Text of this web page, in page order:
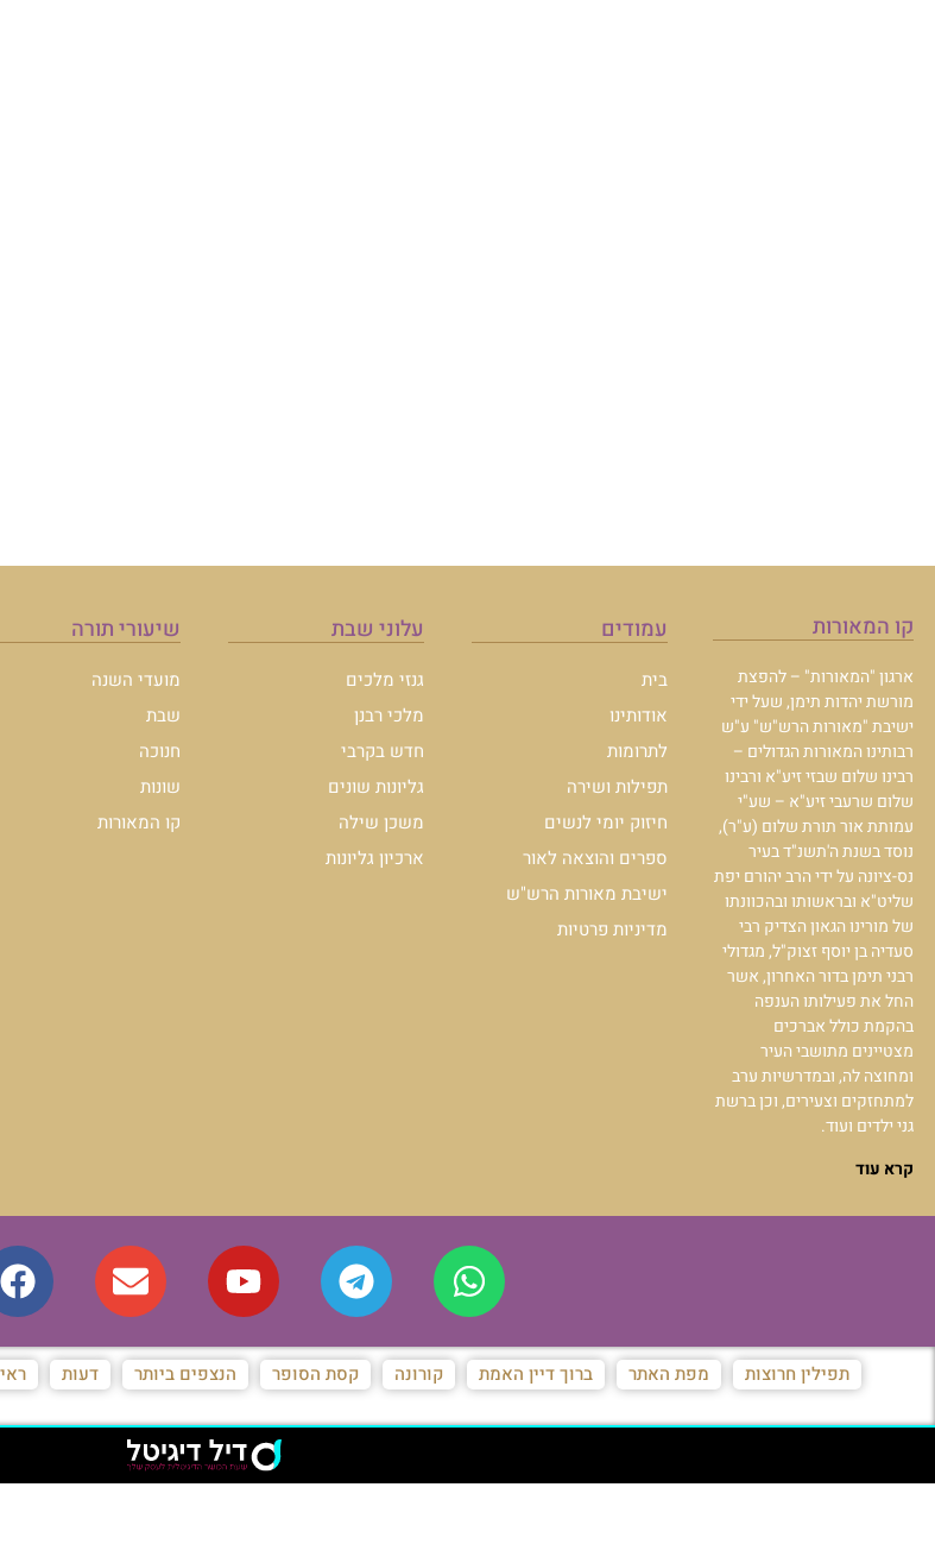
קו המאורות
ארגון "המאורות" – להפצת
מורשת יהדות תימן, שעל ידי
ישיבת "מאורות הרש"ש" ע"ש
רבותינו המאורות הגדולים –
רבינו שלום שבזי זיע"א ורבינו
שלום שרעבי זיע"א – שע"י
עמותת אור תורת שלום (ע"ר),
נוסד בשנת ה'תשנ"ד בעיר
נס-ציונה על ידי הרב יהורם יפת
שליט"א ובראשותו ובהכוונתו
של מורינו הגאון הצדיק רבי
סעדיה בן יוסף זצוק"ל, מגדולי
רבני תימן בדור האחרון, אשר
החל את פעילותו הענפה
בהקמת כולל אברכים
מצטיינים מתושבי העיר
ומחוצה לה, ובמדרשיות ערב
למתחזקים וצעירים, וכן ברשת
גני ילדים ועוד.
קרא עוד
עמודים
בית
אודותינו
לתרומות
תפילות ושירה
חיזוק יומי לנשים
ספרים והוצאה לאור
ישיבת מאורות הרש"ש
מדיניות פרטיות
עלוני שבת
גנזי מלכים
מלכי רבנן
חדש בקרבי
גליונות שונים
משכן שילה
ארכיון גליונות
שיעורי תורה
מועדי השנה
שבת
חנוכה
שונות
קו המאורות
תפילין חרוצות מפת האתר ברוך דיין האמת קורונה קסת הסופר הנצפים ביותר דעות